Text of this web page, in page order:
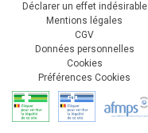
Déclarer un effet indésirable
Mentions légales
CGV
Données personnelles
Cookies
Préférences Cookies